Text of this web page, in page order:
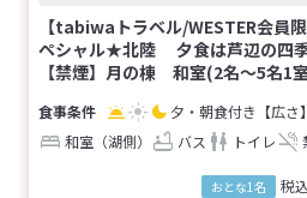
【tabiwaトラベル/WESTER会員
ペシャル★北陸 夕食は芦辺の四
【禁煙】月の棟 和室(2名～5名1
夕・朝食付き 【広
和室（湖側）
バス トイレ
おとな1名 税込